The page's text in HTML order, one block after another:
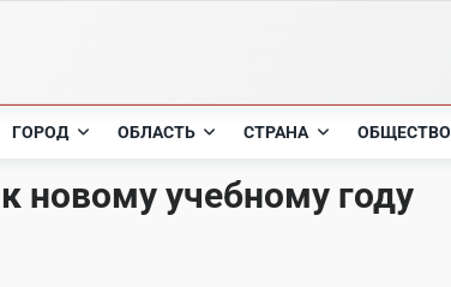
ГОРОД ОБЛАСТЬ СТРАНА ОБЩЕСТВО
новому учебному году